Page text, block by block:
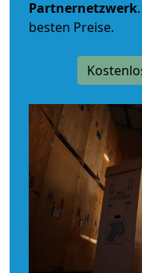
Partnernetzwerk
besten Preise.